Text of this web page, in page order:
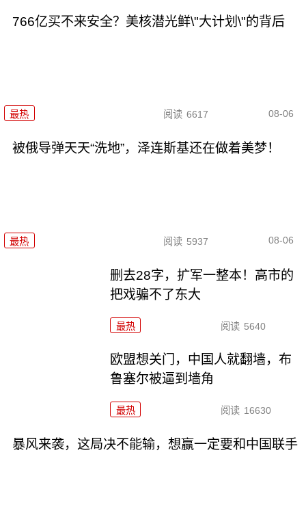
766亿买不来安全？美核潜光鲜\"大计划\"的背后
最热 阅读 6617 08-06
被俄导弹天天“洗地”，泽连斯基还在做着美梦！
最热 阅读 5937 08-06
删去28字，扩军一整本！高市的
把戏骗不了东大
最热 阅读 5640
欧盟想关门，中国人就翻墙，布
鲁塞尔被逼到墙角
最热 阅读 16630
暴风来袭，这局决不能输，想赢一定要和中国联手